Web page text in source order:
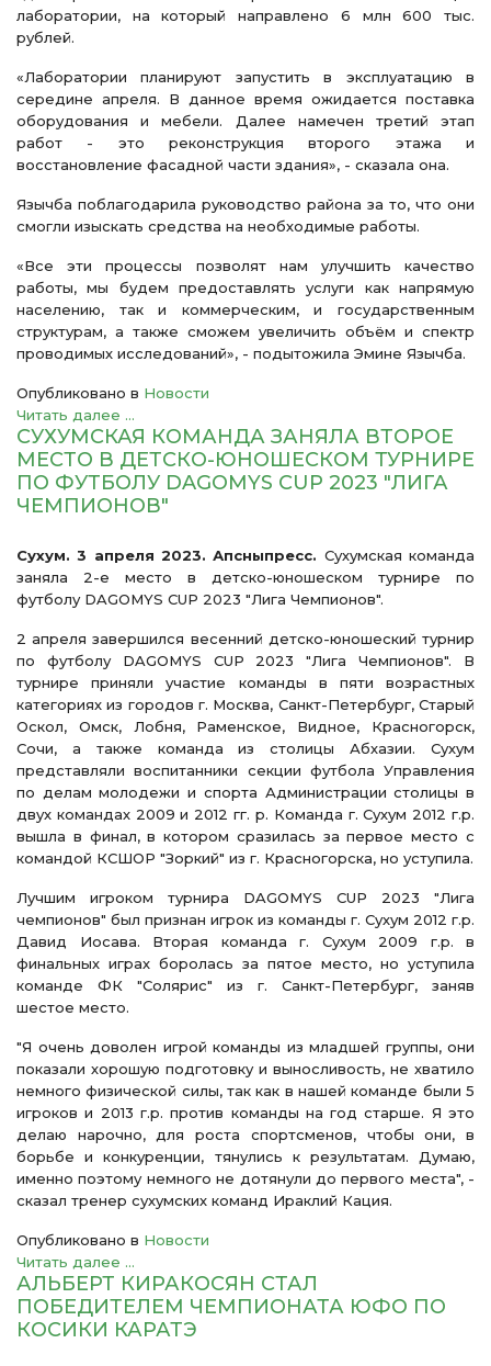
лаборатории, на который направлено 6 млн 600 тыс.
рублей.
«Лаборатории планируют запустить в эксплуатацию в
середине апреля. В данное время ожидается поставка
оборудования и мебели. Далее намечен третий этап
работ - это реконструкция второго этажа и
восстановление фасадной части здания», - сказала она.
Язычба поблагодарила руководство района за то, что они
смогли изыскать средства на необходимые работы.
«Все эти процессы позволят нам улучшить качество
работы, мы будем предоставлять услуги как напрямую
населению, так и коммерческим, и государственным
структурам, а также сможем увеличить объём и спектр
проводимых исследований», - подытожила Эмине Язычба.
Опубликовано в Новости
Читать далее ...
СУХУМСКАЯ КОМАНДА ЗАНЯЛА ВТОРОЕ
МЕСТО В ДЕТСКО-ЮНОШЕСКОМ ТУРНИРЕ
ПО ФУТБОЛУ DAGOMYS CUP 2023 "ЛИГА
ЧЕМПИОНОВ"
Сухум. 3 апреля 2023. Апсныпресс. Сухумская команда
заняла 2-е место в детско-юношеском турнире по
футболу DAGOMYS CUP 2023 "Лига Чемпионов".
2 апреля завершился весенний детско-юношеский турнир
по футболу DAGOMYS CUP 2023 "Лига Чемпионов". В
турнире приняли участие команды в пяти возрастных
категориях из городов г. Москва, Санкт-Петербург, Старый
Оскол, Омск, Лобня, Раменское, Видное, Красногорск,
Сочи, а также команда из столицы Абхазии. Сухум
представляли воспитанники секции футбола Управления
по делам молодежи и спорта Администрации столицы в
двух командах 2009 и 2012 гг. р. Команда г. Сухум 2012 г.р.
вышла в финал, в котором сразилась за первое место с
командой КСШОР "Зоркий" из г. Красногорска, но уступила.
Лучшим игроком турнира DAGOMYS CUP 2023 "Лига
чемпионов" был признан игрок из команды г. Сухум 2012 г.р.
Давид Иосава. Вторая команда г. Сухум 2009 г.р. в
финальных играх боролась за пятое место, но уступила
команде ФК "Солярис" из г. Санкт-Петербург, заняв
шестое место.
"Я очень доволен игрой команды из младшей группы, они
показали хорошую подготовку и выносливость, не хватило
немного физической силы, так как в нашей команде были 5
игроков и 2013 г.р. против команды на год старше. Я это
делаю нарочно, для роста спортсменов, чтобы они, в
борьбе и конкуренции, тянулись к результатам. Думаю,
именно поэтому немного не дотянули до первого места", -
сказал тренер сухумских команд Ираклий Кация.
Опубликовано в Новости
Читать далее ...
АЛЬБЕРТ КИРАКОСЯН СТАЛ
ПОБЕДИТЕЛЕМ ЧЕМПИОНАТА ЮФО ПО
КОСИКИ КАРАТЭ